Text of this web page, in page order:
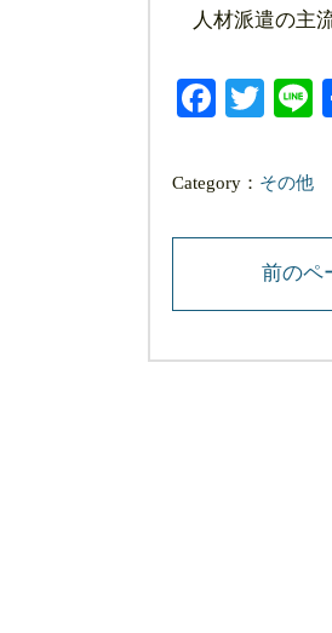
人材派遣の主
Category： その他
前のペ